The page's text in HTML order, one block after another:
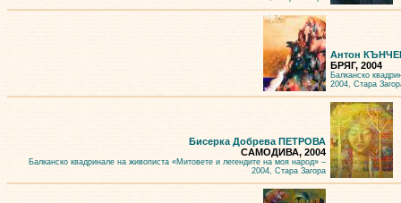
Антон
БРЯГ, 2004
Балканско
2004, Стара
Бисерка Добрева ПЕТРОВА
САМОДИВА, 2004
Балканско квадринале на живописта «Митовете и легендите на моя народ» –
2004, Стара Загора